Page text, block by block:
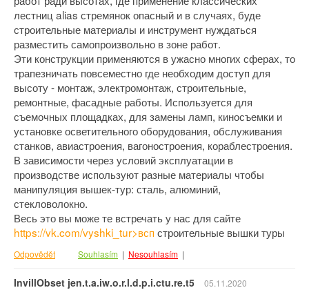
лестниц alias стремянок опасный и в случаях, буде
строительные материалы и инструмент нуждаться
разместить самопроизвольно в зоне работ.
Эти конструкции применяются в ужасно многих сферах, то
трапезничать повсеместно где необходим доступ для
высоту - монтаж, электромонтаж, строительные,
ремонтные, фасадные работы. Используется для
съемочных площадках, для замены ламп, киносъемки и
установке осветительного оборудования, обслуживания
станков, авиастроения, вагоностроения, кораблестроения.
В зависимости через условий эксплуатации в
производстве используют разные материалы чтобы
манипуляция вышек-тур: сталь, алюминий,
стекловолокно.
Весь это вы може те встречать у нас для сайте
https://vk.com/vyshki_tur>всп строительные вышки туры
Odpovědět Souhlasím | Nesouhlasím |
InvillObset jen.t.a.iw.o.r.l.d.p.i.ctu.re.t5 05.11.2020